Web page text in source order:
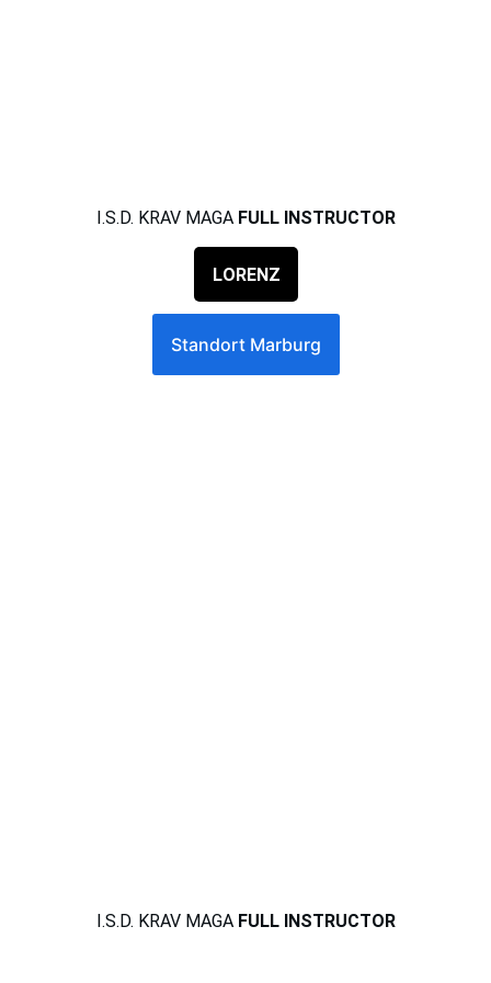
I.S.D. KRAV MAGA FULL INSTRUCTOR
I.S.D. KRAV MAGA FULL INSTRUCTOR
Standort Marburg
LORENZ